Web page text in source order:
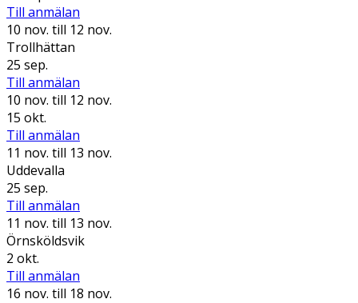
Till anmälan
10 nov. till 12 nov.
Trollhättan
25 sep.
Till anmälan
10 nov. till 12 nov.
15 okt.
Till anmälan
11 nov. till 13 nov.
Uddevalla
25 sep.
Till anmälan
11 nov. till 13 nov.
Örnsköldsvik
2 okt.
Till anmälan
16 nov. till 18 nov.